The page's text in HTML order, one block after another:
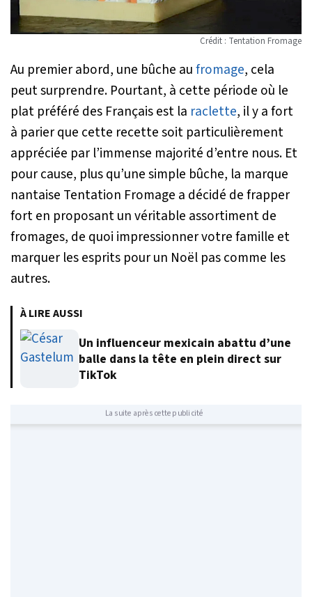
Crédit : Tentation Fromage
Au premier abord, une bûche aufromage, cela
peut surprendre. Pourtant, à cette période où le
plat préféré des Français est la raclette, il y a fort
à parier que cette recette soit particulièrement
appréciée par l’immense majorité d’entre nous. Et
pour cause, plus qu’une simple bûche, la marque
nantaise Tentation Fromage a décidé de frapper
fort en proposant un véritable assortiment de
fromages, de quoi impressionner votre famille et
marquer les esprits pour un Noël pas comme les
autres.
À LIRE AUSSI
Un influenceur mexicain abattu d’une
balle dans la tête en plein direct sur
TikTok
La suite après cette publicité